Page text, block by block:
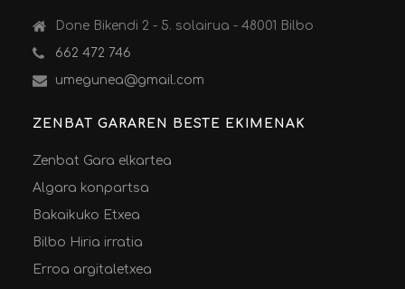
Done Bikendi 2 - 5. solairua - 48001 Bilbo
662 472 746
umegunea@gmail.com
ZENBAT GARAREN BESTE EKIMENAK
Zenbat Gara elkartea
Algara konpartsa
Bakaikuko Etxea
Bilbo Hiria irratia
Erroa argitaletxea